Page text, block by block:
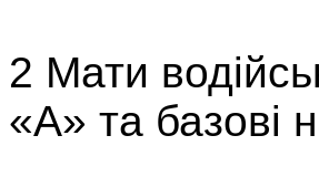
2 Мати
«А» та базові